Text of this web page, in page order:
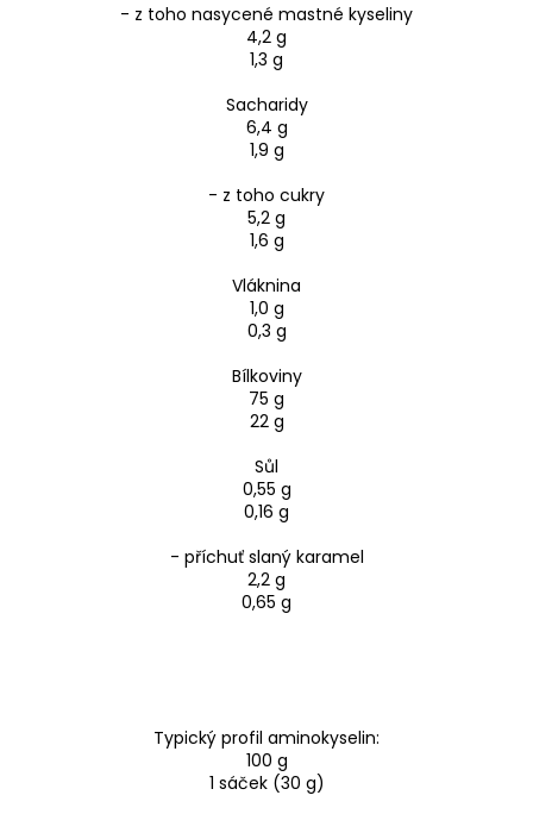
- z toho nasycené mastné kyseliny
4,2 g
1,3 g
Sacharidy
6,4 g
1,9 g
- z toho cukry
5,2 g
1,6 g
Vláknina
1,0 g
0,3 g
Bílkoviny
75 g
22 g
Sůl
0,55 g
0,16 g
- příchuť slaný karamel
2,2 g
0,65 g
Typický profil aminokyselin:
100 g
1 sáček (30 g)